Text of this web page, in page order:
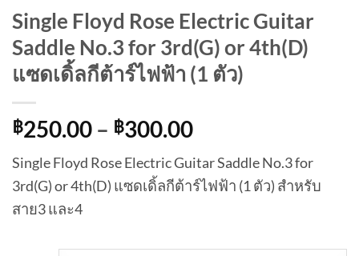
Single Floyd Rose Electric Guitar
Saddle No.3 for 3rd(G) or 4th(D)
แซดเดิ้ลกีต้าร์ไฟฟ้า (1 ตัว)
฿250.00 – ฿300.00Price
฿250.00
through
Single Floyd Rose Electric Guitar Saddle No.3 for
3rd(G) or 4th(D) แซดเดิ้ลกีต้าร์ไฟฟ้า (1 ตัว) สำหรับ
สาย3 และ4